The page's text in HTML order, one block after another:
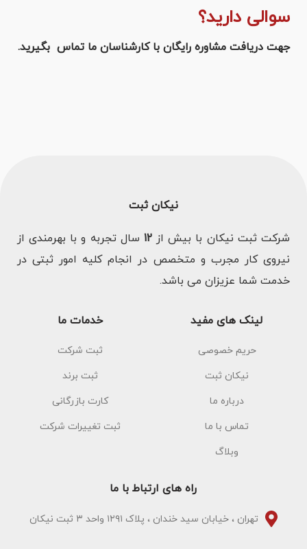
سوالی دارید؟
جهت دریافت مشاوره رایگان با کارشناسان ما تماس بگیرید.
نیکان ثبت
شرکت ثبت نیکان با بیش از 12 سال تجربه و با بهرمندی از
نیروی کار مجرب و متخصص در انجام کلیه امور ثبتی در
خدمت شما عزیزان می باشد.
لینک های مفید
حریم خصوصی
نیکان ثبت
درباره ما
تماس با ما
وبلاگ
خدمات ما
ثبت شرکت
ثبت برند
کارت بازرگانی
ثبت تغییرات شرکت
راه های ارتباط با ما
تهران ، خیابان سید خندان ، پلاک ۱۲۹۱ واحد ۳ ثبت نیکان